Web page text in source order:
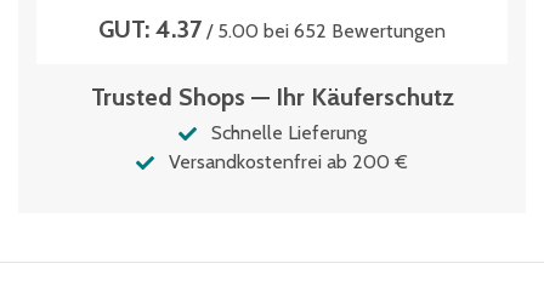
GUT: 4.37 / 5.00 bei 652 Bewertungen
Trusted Shops — Ihr Käuferschutz
Schnelle Lieferung
Versandkostenfrei ab 200 €